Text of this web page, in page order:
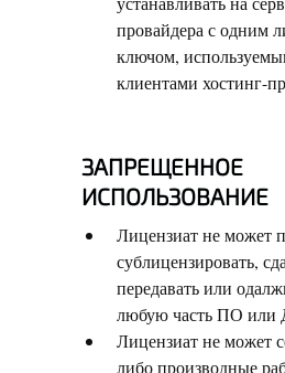
провайдера с одним
ключом,
клиентами хостинг-
ЗАПРЕЩЕННОЕ
ИСПОЛЬЗОВАНИЕ
Лицензиат не может
сублицензировать,
передавать или
любую часть ПО или
Лицензиат не может
либо производные